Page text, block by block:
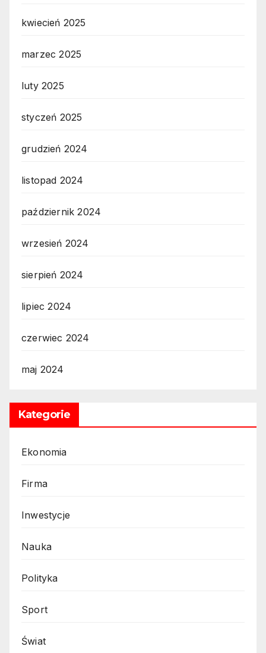
kwiecień 2025
marzec 2025
luty 2025
styczeń 2025
grudzień 2024
listopad 2024
październik 2024
wrzesień 2024
sierpień 2024
lipiec 2024
czerwiec 2024
maj 2024
Kategorie
Ekonomia
Firma
Inwestycje
Nauka
Polityka
Sport
Świat